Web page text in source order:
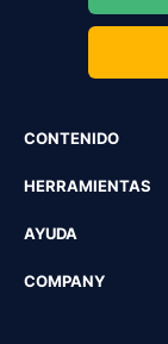
CONTENIDO
HERRAMIENTAS
AYUDA
COMPANY